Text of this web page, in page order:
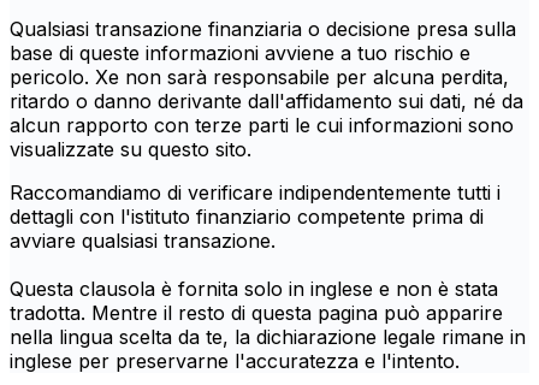
Qualsiasi transazione finanziaria o decisione presa sulla
base di queste informazioni avviene a tuo rischio e
pericolo. Xe non sarà responsabile per alcuna perdita,
ritardo o danno derivante dall'affidamento sui dati, né da
alcun rapporto con terze parti le cui informazioni sono
visualizzate su questo sito.
Raccomandiamo di verificare indipendentemente tutti i
dettagli con l'istituto finanziario competente prima di
avviare qualsiasi transazione.
Questa clausola è fornita solo in inglese e non è stata
tradotta. Mentre il resto di questa pagina può apparire
nella lingua scelta da te, la dichiarazione legale rimane in
inglese per preservarne l'accuratezza e l'intento.